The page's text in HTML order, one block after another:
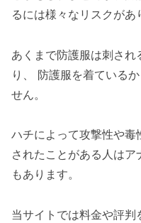
るには様々なリスクがあ
あくまで防護服は刺さ
り、 防護服を着ている
せん。
ハチによって攻撃性や毒
されたことがある人は
もあります。
当サイトでは料金や評